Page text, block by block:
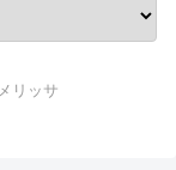
メリッサ